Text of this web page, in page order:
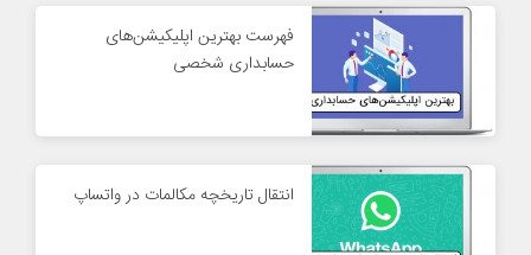
فهرست بهترین اپلیکیشن‌های
حسابداری شخصی
انتقال تاریخچه مکالمات در واتساپ